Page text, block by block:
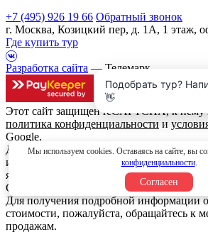
+7 (495) 926 19 66 Обратный звонок
г. Москва, Козицкий пер, д. 1А, 1 этаж,
Где купить тур
Разработка сайта — Телемарк
Этот сайт защищен reCAPTCHA, к нему
политика конфиденциальности и
Google.
Данный интернет сайт носит
информационный характер и вся
является публичной офертой,
Статьи 437 (2) Гражданского кодекса
Для получения подробной информации
стоимости, пожалуйста, обращайтесь к
продажам.
Мы используем cookies. Оставаясь на сайте, вы
конфиденциальности.
Согласен
Подобрать тур?
👋